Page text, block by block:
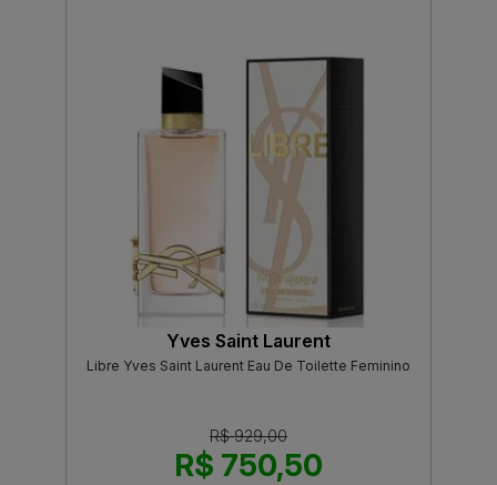
Yves Saint Laurent
Libre Yves Saint Laurent Eau De Toilette Feminino
R$ 929,00
R$ 750,50